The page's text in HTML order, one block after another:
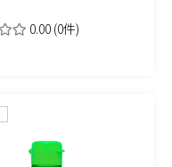
0.00 (0件)